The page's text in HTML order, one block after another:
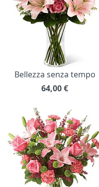
Bellezza senza tempo
64,00€